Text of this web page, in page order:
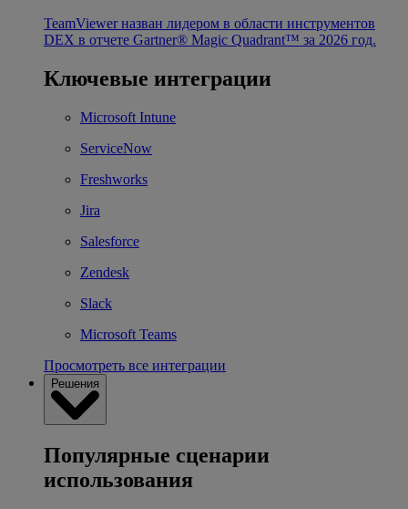
TeamViewer назван лидером в области инструментов
DEX в отчете Gartner® Magic Quadrant™ за 2026 год.
Ключевые интеграции
Microsoft Intune
ServiceNow
Freshworks
Jira
Salesforce
Zendesk
Slack
Microsoft Teams
Просмотреть все интеграции
Решения
Популярные сценарии
использования